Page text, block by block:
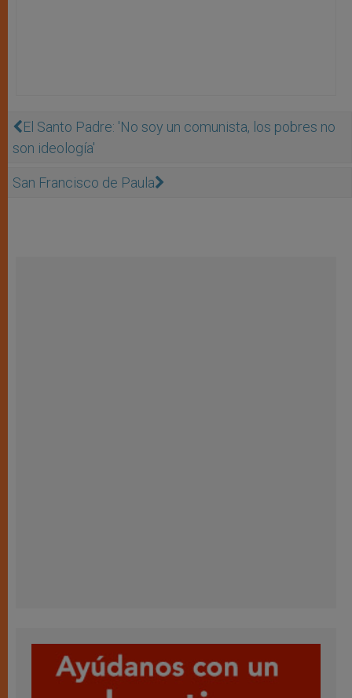
El Santo Padre: 'No soy un comunista, los pobres no
son ideologí­a'
San Francisco de Paula